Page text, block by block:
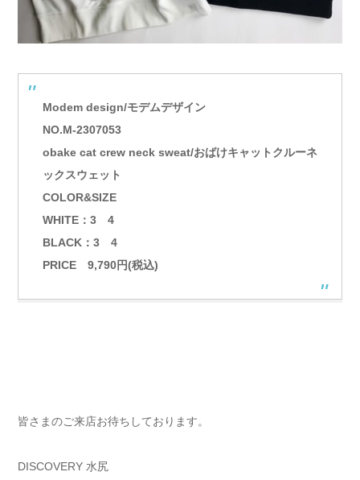
Modem design/モデムデザイン
NO.M-2307053
obake cat crew neck sweat/おばけキャットクルーネ
ックスウェット
COLOR&SIZE
WHITE：3 4
BLACK：3 4
PRICE 9,790円(税込)
皆さまのご来店お待ちしております。
DISCOVERY 水尻